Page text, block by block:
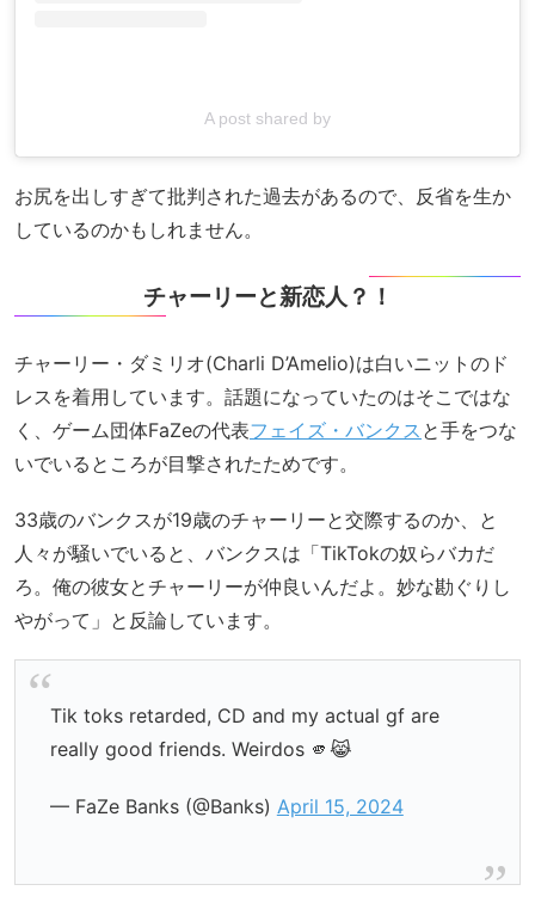
A post shared by
お尻を出しすぎて批判された過去があるので、反省を生か
しているのかもしれません。
チャーリーと新恋人？！
チャーリー・ダミリオ(Charli D’Amelio)は白いニットのド
レスを着用しています。話題になっていたのはそこではな
く、ゲーム団体FaZeの代表フェイズ・バンクス と手をつな
いでいるところが目撃されたためです。
33歳のバンクスが19歳のチャーリーと交際するのか、と
人々が騒いでいると、バンクスは「TikTokの奴らバカだ
ろ。俺の彼女とチャーリーが仲良いんだよ。妙な勘ぐりし
やがって」と反論しています。
Tik toks retarded, CD and my actual gf are
really good friends. Weirdos 🫵😹
— FaZe Banks (@Banks) April 15, 2024